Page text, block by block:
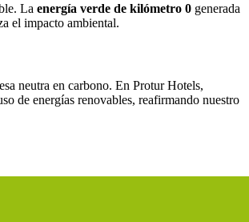
La energía verde de kilómetro 0 generada
el impacto ambiental.
neutra en carbono. En Protur Hotels,
de energías renovables, reafirmando nuestro